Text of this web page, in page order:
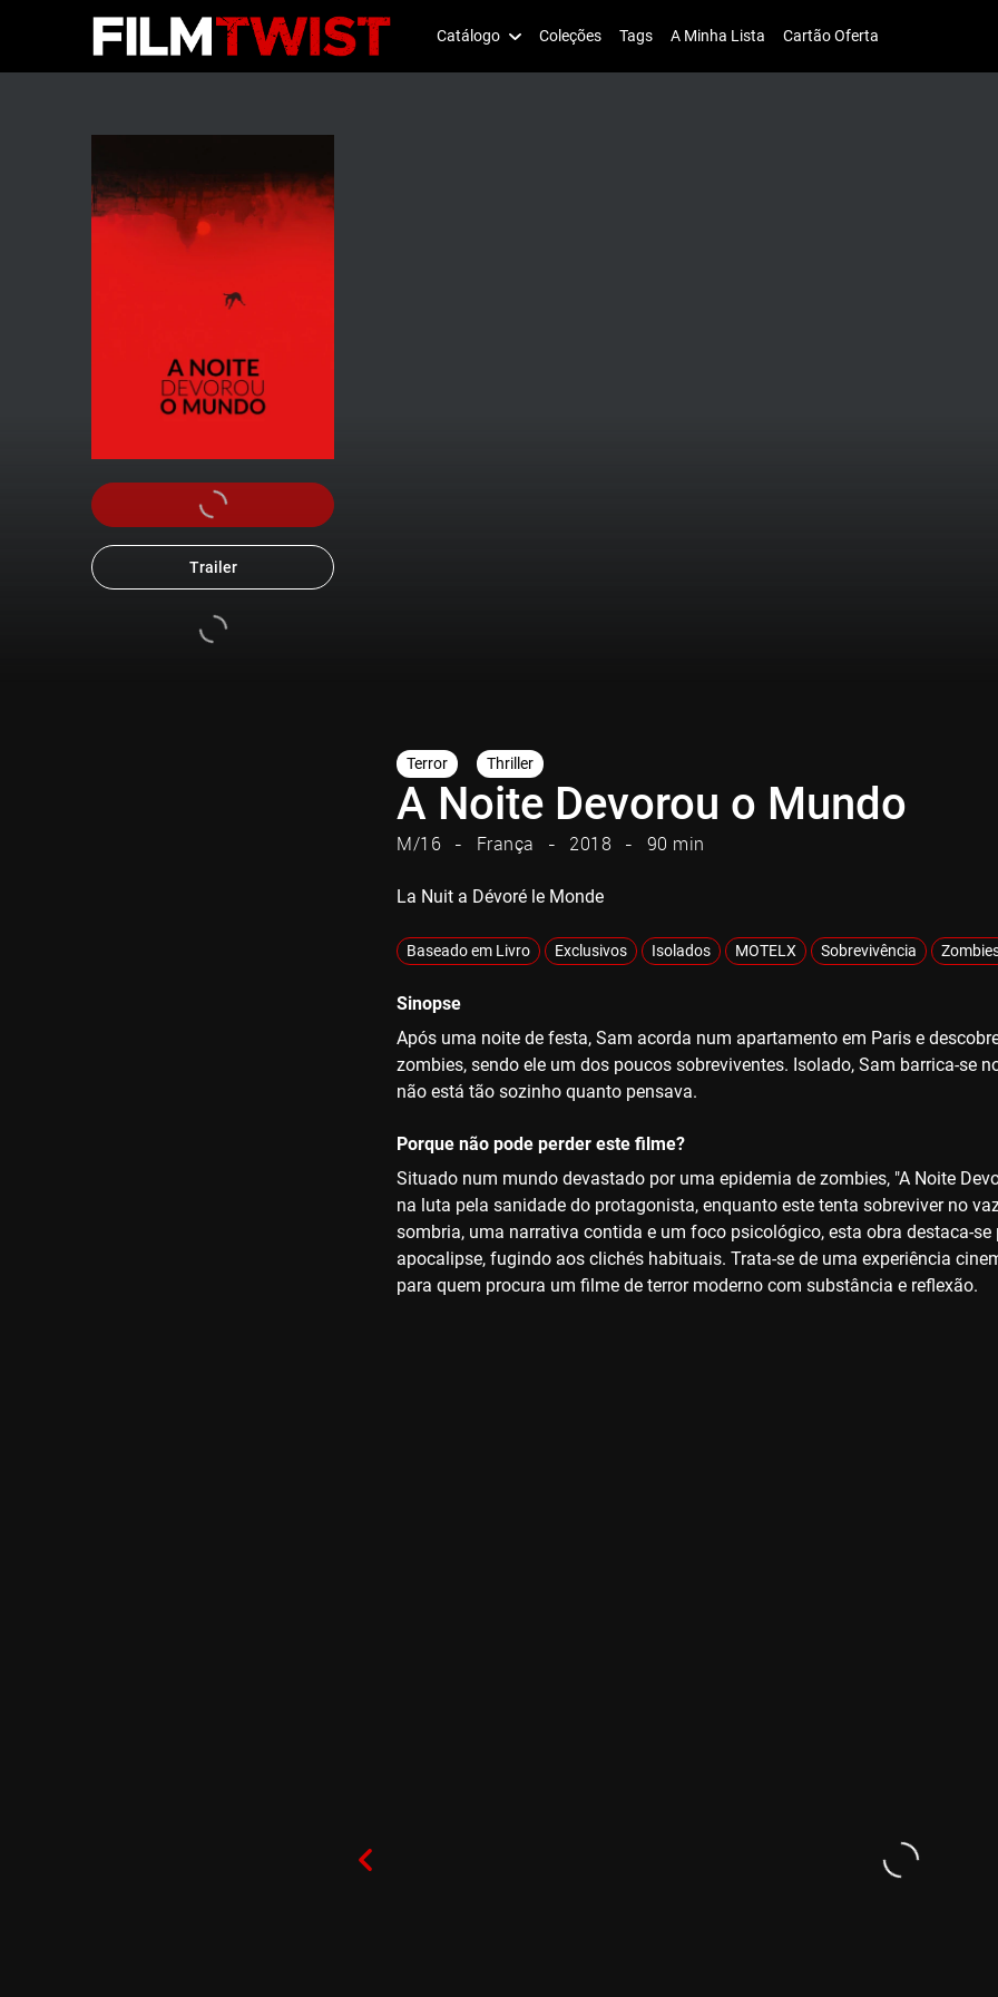
Catálogo Coleções Tags A Minha Lista Cartão Oferta
Trailer
Terror Thriller
A Noite Devorou o Mundo
M/16 França 2018 90 min
La Nuit a Dévoré le Monde
Baseado em Livro Exclusivos Isolados MOTELX Sobrevivência
Sinopse
Após uma noite de festa, Sam acorda num apartamento em Paris e
zombies, sendo ele um dos poucos sobreviventes. Isolado, Sam barrica-se
não está tão sozinho quanto pensava.
Porque não pode perder este filme?
Situado num mundo devastado por uma epidemia de zombies, "A Noite
na luta pela sanidade do protagonista, enquanto este tenta sobreviver no
sombria, uma narrativa contida e um foco psicológico, esta obra destaca-
apocalipse, fugindo aos clichés habituais. Trata-se de uma experiência
para quem procura um filme de terror moderno com substância e reflexão.